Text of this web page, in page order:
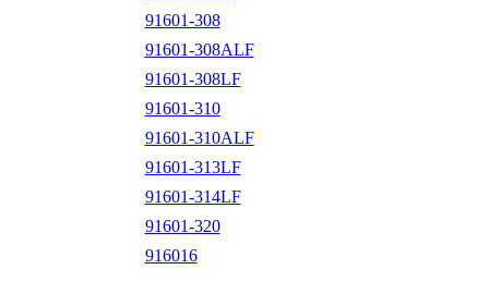
91601-308
91601-308ALF
91601-308LF
91601-310
91601-310ALF
91601-313LF
91601-314LF
91601-320
916016